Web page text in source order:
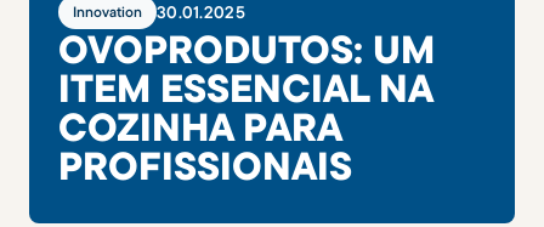
Innovation 30.01.2025
OVOPRODUTOS: UM
ITEM ESSENCIAL NA
COZINHA PARA
PROFISSIONAIS